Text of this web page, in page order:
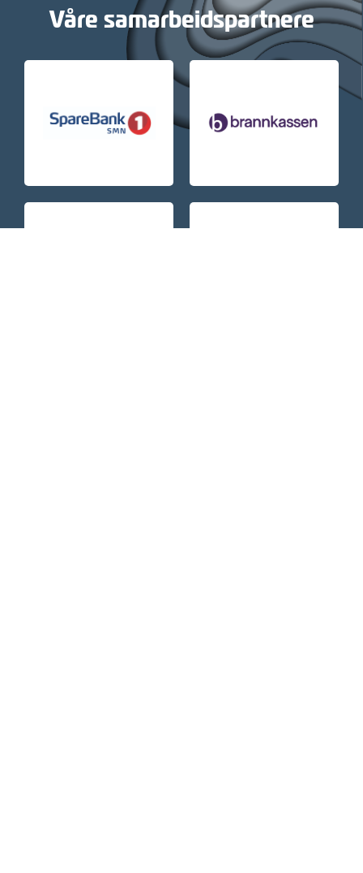
Våre samarbeidspartnere